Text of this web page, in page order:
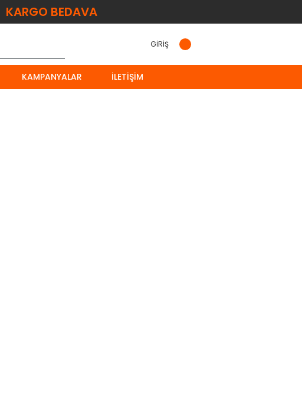
KARGO BEDAVA
GİRİŞ
KAMPANYALAR İLETIŞIM